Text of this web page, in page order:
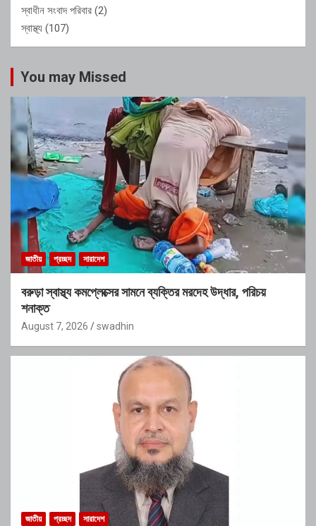
স্বাধীন সংবাদ পরিবার (2)
স্বাস্থ্য (107)
You may Missed
জাতীয় প্রচ্ছদ সারাদেশ
বরুড়া স্বাস্থ্য কমপ্লেক্সের সামনে ব্যক্তির মরদেহ উদ্ধার, পরিচয়
শনাক্ত
August 7, 2026 swadhin
জাতীয় প্রচ্ছদ সারাদেশ